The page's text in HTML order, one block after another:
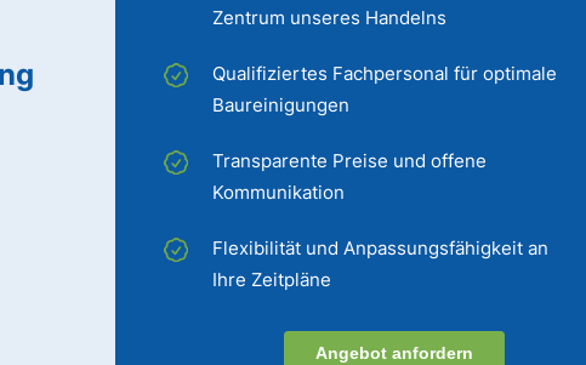
Zentrum unseres Handelns
Qualifiziertes Fachpersonal für optimale
Baureinigungen
Transparente Preise und offene
Kommunikation
Flexibilität und Anpassungsfähigkeit an
Ihre Zeitpläne
Angebot anfordern